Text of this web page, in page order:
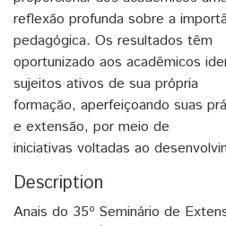
reflexão profunda sobre a
pedagógica. Os resultados têm
oportunizado aos acadêmicos
sujeitos ativos de sua própria
formação, aperfeiçoando suas
e extensão, por meio de
iniciativas voltadas ao
Description
Anais do 35º Seminário de